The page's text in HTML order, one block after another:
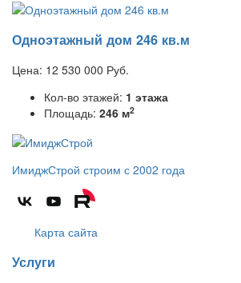
Одноэтажный дом 246 кв.м
Цена: 12 530 000 Руб.
Кол-во этажей: 1 этажа
Площадь: 246 м2
ИмиджСтрой строим с 2002 года
Карта сайта
Услуги